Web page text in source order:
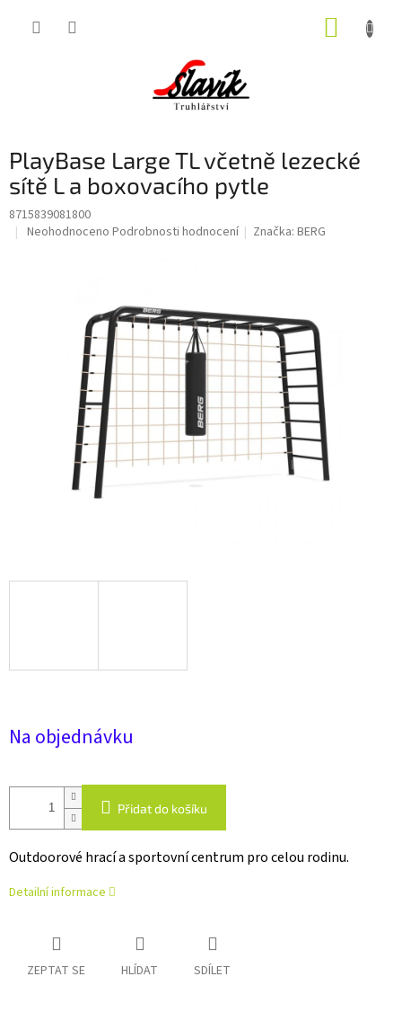
PlayBase Large TL včetně lezecké
sítě L a boxovacího pytle
8715839081800
Průměrné
hvězdiček.
Neohodnoceno Podrobnosti hodnocení Značka:BERG
Na objednávku
Přidat do košíku
Outdoorové hrací a sportovní centrum pro celou rodinu.
Detailní informace
ZEPTAT SE HLÍDAT SDÍLET